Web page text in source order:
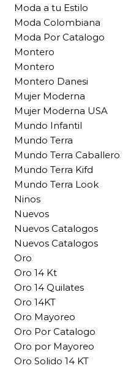
Moda a tu Estilo
Moda Colombiana
Moda Por Catalogo
Montero
Montero
Montero Danesi
Mujer Moderna
Mujer Moderna USA
Mundo Infantil
Mundo Terra
Mundo Terra Caballero
Mundo Terra Kifd
Mundo Terra Look
Ninos
Nuevos
Nuevos Catalogos
Nuevos Catalogos
Oro
Oro 14 Kt
Oro 14 Quilates
Oro 14KT
Oro Mayoreo
Oro Por Catalogo
Oro por Mayoreo
Oro Solido 14 KT